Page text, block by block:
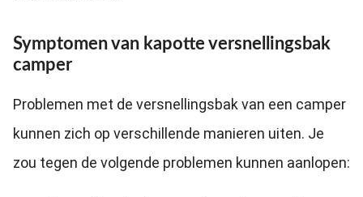
Symptomen van kapotte versnellingsbak
camper
Problemen met de versnellingsbak van een camper
kunnen zich op verschillende manieren uiten. Je
zou tegen de volgende problemen kunnen aanlopen: